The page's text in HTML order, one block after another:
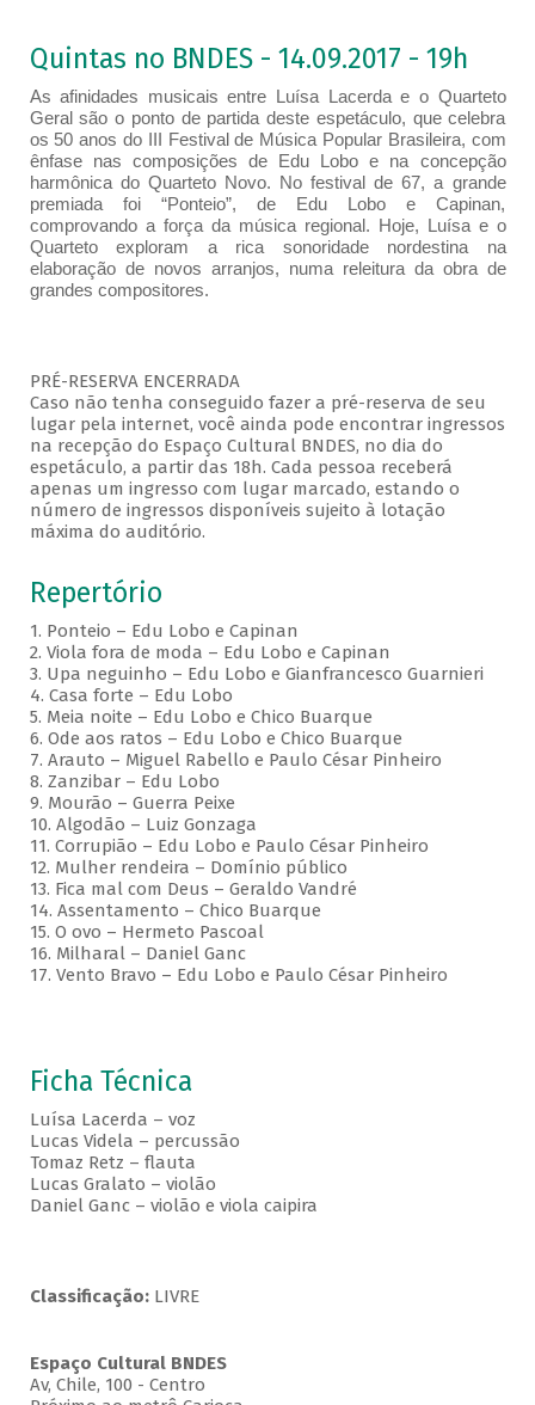
Quintas no BNDES - 14.09.2017 - 19h
As afinidades musicais entre Luísa Lacerda e o Quarteto
Geral são o ponto de partida deste espetáculo, que celebra
os 50 anos do III Festival de Música Popular Brasileira, com
ênfase nas composições de Edu Lobo e na concepção
harmônica do Quarteto Novo. No festival de 67, a grande
premiada foi “Ponteio”, de Edu Lobo e Capinan,
comprovando a força da música regional. Hoje, Luísa e o
Quarteto exploram a rica sonoridade nordestina na
elaboração de novos arranjos, numa releitura da obra de
grandes compositores.
PRÉ-RESERVA ENCERRADA
Caso não tenha conseguido fazer a pré-reserva de seu
lugar pela internet, você ainda pode encontrar ingressos
na recepção do Espaço Cultural BNDES, no dia do
espetáculo, a partir das 18h. Cada pessoa receberá
apenas um ingresso com lugar marcado, estando o
número de ingressos disponíveis sujeito à lotação
máxima do auditório.
Repertório
1. Ponteio – Edu Lobo e Capinan
2. Viola fora de moda – Edu Lobo e Capinan
3. Upa neguinho – Edu Lobo e Gianfrancesco Guarnieri
4. Casa forte – Edu Lobo
5. Meia noite – Edu Lobo e Chico Buarque
6. Ode aos ratos – Edu Lobo e Chico Buarque
7. Arauto – Miguel Rabello e Paulo César Pinheiro
8. Zanzibar – Edu Lobo
9. Mourão – Guerra Peixe
10. Algodão – Luiz Gonzaga
11. Corrupião – Edu Lobo e Paulo César Pinheiro
12. Mulher rendeira – Domínio público
13. Fica mal com Deus – Geraldo Vandré
14. Assentamento – Chico Buarque
15. O ovo – Hermeto Pascoal
16. Milharal – Daniel Ganc
17. Vento Bravo – Edu Lobo e Paulo César Pinheiro
Ficha Técnica
Luísa Lacerda – voz
Lucas Videla – percussão
Tomaz Retz – flauta
Lucas Gralato – violão
Daniel Ganc – violão e viola caipira
Classificação: LIVRE
Espaço Cultural BNDES
Av, Chile, 100 - Centro